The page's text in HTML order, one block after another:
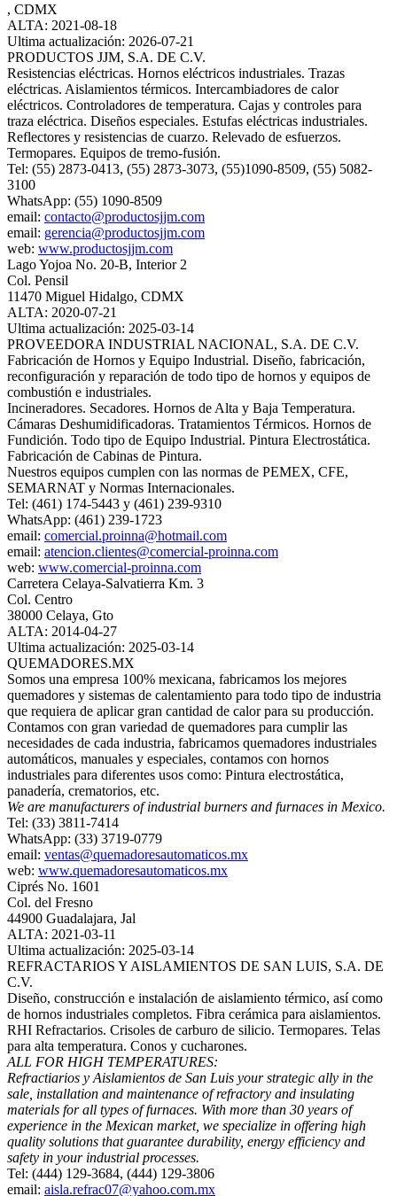
, CDMX
ALTA: 2021-08-18
Ultima actualización: 2026-07-21
PRODUCTOS JJM, S.A. DE C.V.
Resistencias eléctricas. Hornos eléctricos industriales. Trazas
eléctricas. Aislamientos térmicos. Intercambiadores de calor
eléctricos. Controladores de temperatura. Cajas y controles para
traza eléctrica. Diseños especiales. Estufas eléctricas industriales.
Reflectores y resistencias de cuarzo. Relevado de esfuerzos.
Termopares. Equipos de tremo-fusión.
Tel: (55) 2873-0413, (55) 2873-3073, (55)1090-8509, (55) 5082-
3100
WhatsApp: (55) 1090-8509
email: contacto@productosjjm.com
email: gerencia@productosjjm.com
web: www.productosjjm.com
Lago Yojoa No. 20-B, Interior 2
Col. Pensil
11470 Miguel Hidalgo, CDMX
ALTA: 2020-07-21
Ultima actualización: 2025-03-14
PROVEEDORA INDUSTRIAL NACIONAL, S.A. DE C.V.
Fabricación de Hornos y Equipo Industrial. Diseño, fabricación,
reconfiguración y reparación de todo tipo de hornos y equipos de
combustión e industriales.
Incineradores. Secadores. Hornos de Alta y Baja Temperatura.
Cámaras Deshumidificadoras. Tratamientos Térmicos. Hornos de
Fundición. Todo tipo de Equipo Industrial. Pintura Electrostática.
Fabricación de Cabinas de Pintura.
Nuestros equipos cumplen con las normas de PEMEX, CFE,
SEMARNAT y Normas Internacionales.
Tel: (461) 174-5443 y (461) 239-9310
WhatsApp: (461) 239-1723
email: comercial.proinna@hotmail.com
email: atencion.clientes@comercial-proinna.com
web: www.comercial-proinna.com
Carretera Celaya-Salvatierra Km. 3
Col. Centro
38000 Celaya, Gto
ALTA: 2014-04-27
Ultima actualización: 2025-03-14
QUEMADORES.MX
Somos una empresa 100% mexicana, fabricamos los mejores
quemadores y sistemas de calentamiento para todo tipo de industria
que requiera de aplicar gran cantidad de calor para su producción.
Contamos con gran variedad de quemadores para cumplir las
necesidades de cada industria, fabricamos quemadores industriales
automáticos, manuales y especiales, contamos con hornos
industriales para diferentes usos como: Pintura electrostática,
panadería, crematorios, etc.
We are manufacturers of industrial burners and furnaces in Mexico.
Tel: (33) 3811-7414
WhatsApp: (33) 3719-0779
email: ventas@quemadoresautomaticos.mx
web: www.quemadoresautomaticos.mx
Ciprés No. 1601
Col. del Fresno
44900 Guadalajara, Jal
ALTA: 2021-03-11
Ultima actualización: 2025-03-14
REFRACTARIOS Y AISLAMIENTOS DE SAN LUIS, S.A. DE
C.V.
Diseño, construcción e instalación de aislamiento térmico, así como
de hornos industriales completos. Fibra cerámica para aislamientos.
RHI Refractarios. Crisoles de carburo de silicio. Termopares. Telas
para alta temperatura. Conos y cucharones.
ALL FOR HIGH TEMPERATURES:
Refractiarios y Aislamientos de San Luis your strategic ally in the
sale, installation and maintenance of refractory and insulating
materials for all types of furnaces. With more than 30 years of
experience in the Mexican market, we specialize in offering high
quality solutions that guarantee durability, energy efficiency and
safety in your industrial processes.
Tel: (444) 129-3684, (444) 129-3806
email: aisla.refrac07@yahoo.com.mx